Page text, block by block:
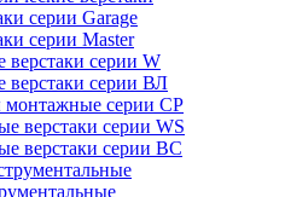
серии Garage
серии Master
верстаки серии W
верстаки серии ВЛ
монтажные серии СР
верстаки серии WS
верстаки серии ВС